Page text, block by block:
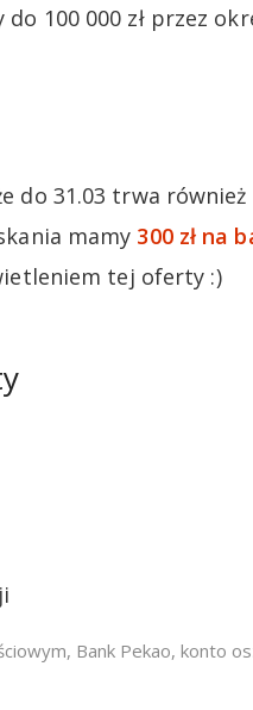
100 000 zł przez
do 31.03 trwa
mamy 300 zł na
tej oferty :)
, Bank Pekao, konto